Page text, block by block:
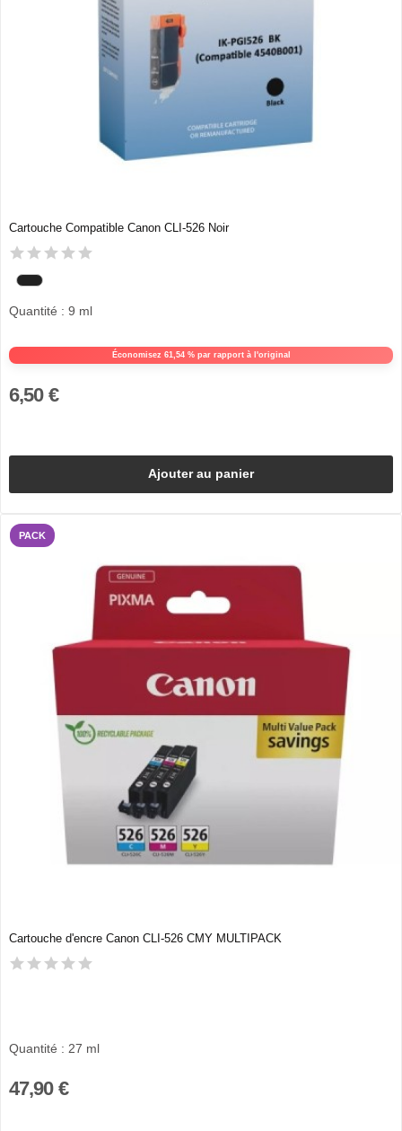
Cartouche Compatible Canon CLI-526 Noir
Économisez 61,54 % par rapport à l'original
Quantité : 9 ml
6,50 €
Ajouter au panier
PACK
Cartouche d'encre Canon CLI-526 CMY MULTIPACK
Quantité : 27 ml
47,90 €